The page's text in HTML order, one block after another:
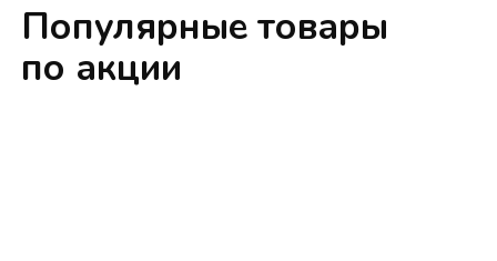
Популярные товары
по акции